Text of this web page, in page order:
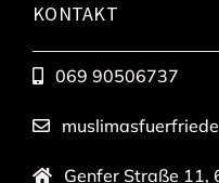
KONTAKT
069 90506737
Genfer Straße 11,